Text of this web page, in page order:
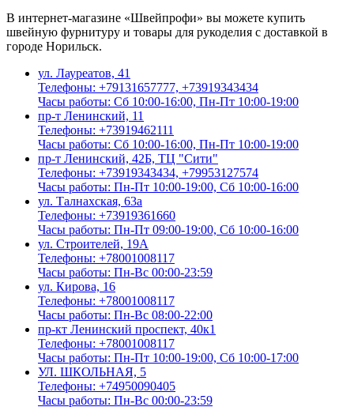
В интернет-магазине «Швейпрофи» вы можете купить
швейную фурнитуру и товары для рукоделия с доставкой в
городе Норильск.
ул. Лауреатов, 41
Телефоны: +79131657777, +73919343434
Часы работы: Сб 10:00-16:00, Пн-Пт 10:00-19:00
пр-т Ленинский, 11
Телефоны: +73919462111
Часы работы: Сб 10:00-16:00, Пн-Пт 10:00-19:00
пр-т Ленинский, 42Б, ТЦ "Сити"
Телефоны: +73919343434, +79953127574
Часы работы: Пн-Пт 10:00-19:00, Сб 10:00-16:00
ул. Талнахская, 63а
Телефоны: +73919361660
Часы работы: Пн-Пт 09:00-19:00, Сб 10:00-16:00
ул. Строителей, 19А
Телефоны: +78001008117
Часы работы: Пн-Вс 00:00-23:59
ул. Кирова, 16
Телефоны: +78001008117
Часы работы: Пн-Вс 08:00-22:00
пр-кт Ленинский проспект, 40к1
Телефоны: +78001008117
Часы работы: Пн-Пт 10:00-19:00, Сб 10:00-17:00
УЛ. ШКОЛЬНАЯ, 5
Телефоны: +74950090405
Часы работы: Пн-Вс 00:00-23:59